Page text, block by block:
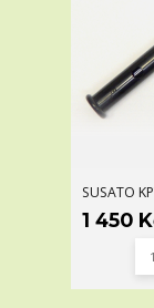
SUSATO
1 450